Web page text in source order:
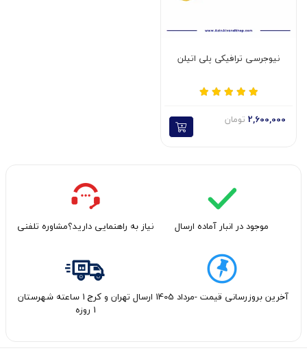
نیوجرسی ترافیکی پلی اتیلن
2,600,000 تومان
موجود در انبار آماده ارسال نیاز به راهنمایی دارید؟مشاوره تلفنی
آخرین بروزرسانی قیمت -مرداد 1405
ارسال تهران و کرج 1 ساعته شهرستان
1 روزه